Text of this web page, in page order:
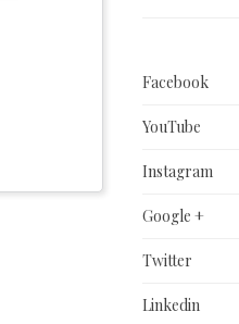
Facebook
YouTube
Instagram
Google +
Twitter
Linkedin